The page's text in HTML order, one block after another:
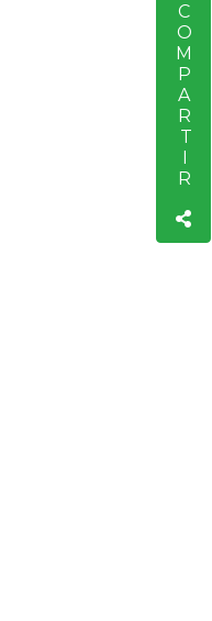
COMPARTIR